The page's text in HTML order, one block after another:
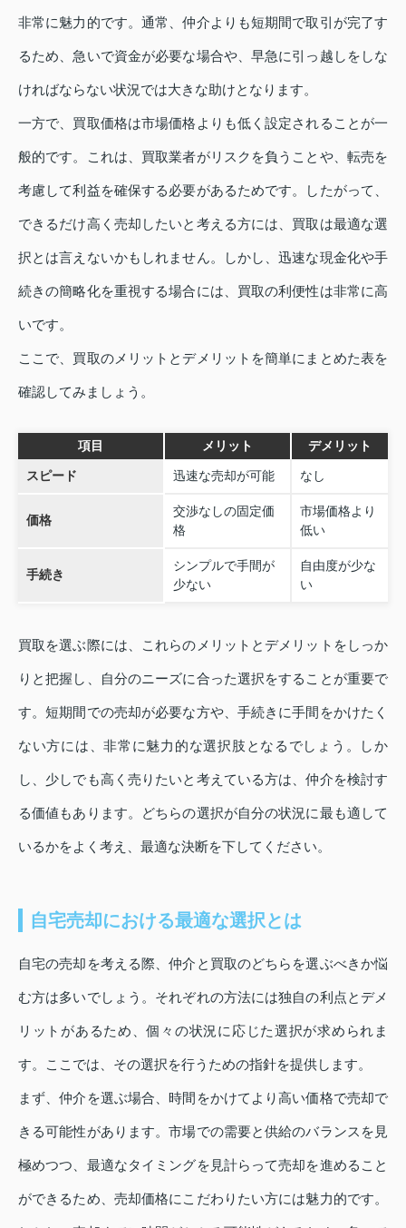
非常に魅力的です。通常、仲介よりも短期間で取引が完了す
るため、急いで資金が必要な場合や、早急に引っ越しをしな
ければならない状況では大きな助けとなります。
一方で、買取価格は市場価格よりも低く設定されることが一
般的です。これは、買取業者がリスクを負うことや、転売を
考慮して利益を確保する必要があるためです。したがって、
できるだけ高く売却したいと考える方には、買取は最適な選
択とは言えないかもしれません。しかし、迅速な現金化や手
続きの簡略化を重視する場合には、買取の利便性は非常に高
いです。
ここで、買取のメリットとデメリットを簡単にまとめた表を
確認してみましょう。
項目 メリット デメリット
スピード 迅速な売却が可能 なし
価格
交渉なしの固定価
格
市場価格より
低い
手続き
シンプルで手間が
少ない
自由度が少な
い
買取を選ぶ際には、これらのメリットとデメリットをしっか
りと把握し、自分のニーズに合った選択をすることが重要で
す。短期間での売却が必要な方や、手続きに手間をかけたく
ない方には、非常に魅力的な選択肢となるでしょう。しか
し、少しでも高く売りたいと考えている方は、仲介を検討す
る価値もあります。どちらの選択が自分の状況に最も適して
いるかをよく考え、最適な決断を下してください。
自宅売却における最適な選択とは
自宅の売却を考える際、仲介と買取のどちらを選ぶべきか悩
む方は多いでしょう。それぞれの方法には独自の利点とデメ
リットがあるため、個々の状況に応じた選択が求められま
す。ここでは、その選択を行うための指針を提供します。
まず、仲介を選ぶ場合、時間をかけてより高い価格で売却で
きる可能性があります。市場での需要と供給のバランスを見
極めつつ、最適なタイミングを見計らって売却を進めること
ができるため、売却価格にこだわりたい方には魅力的です。